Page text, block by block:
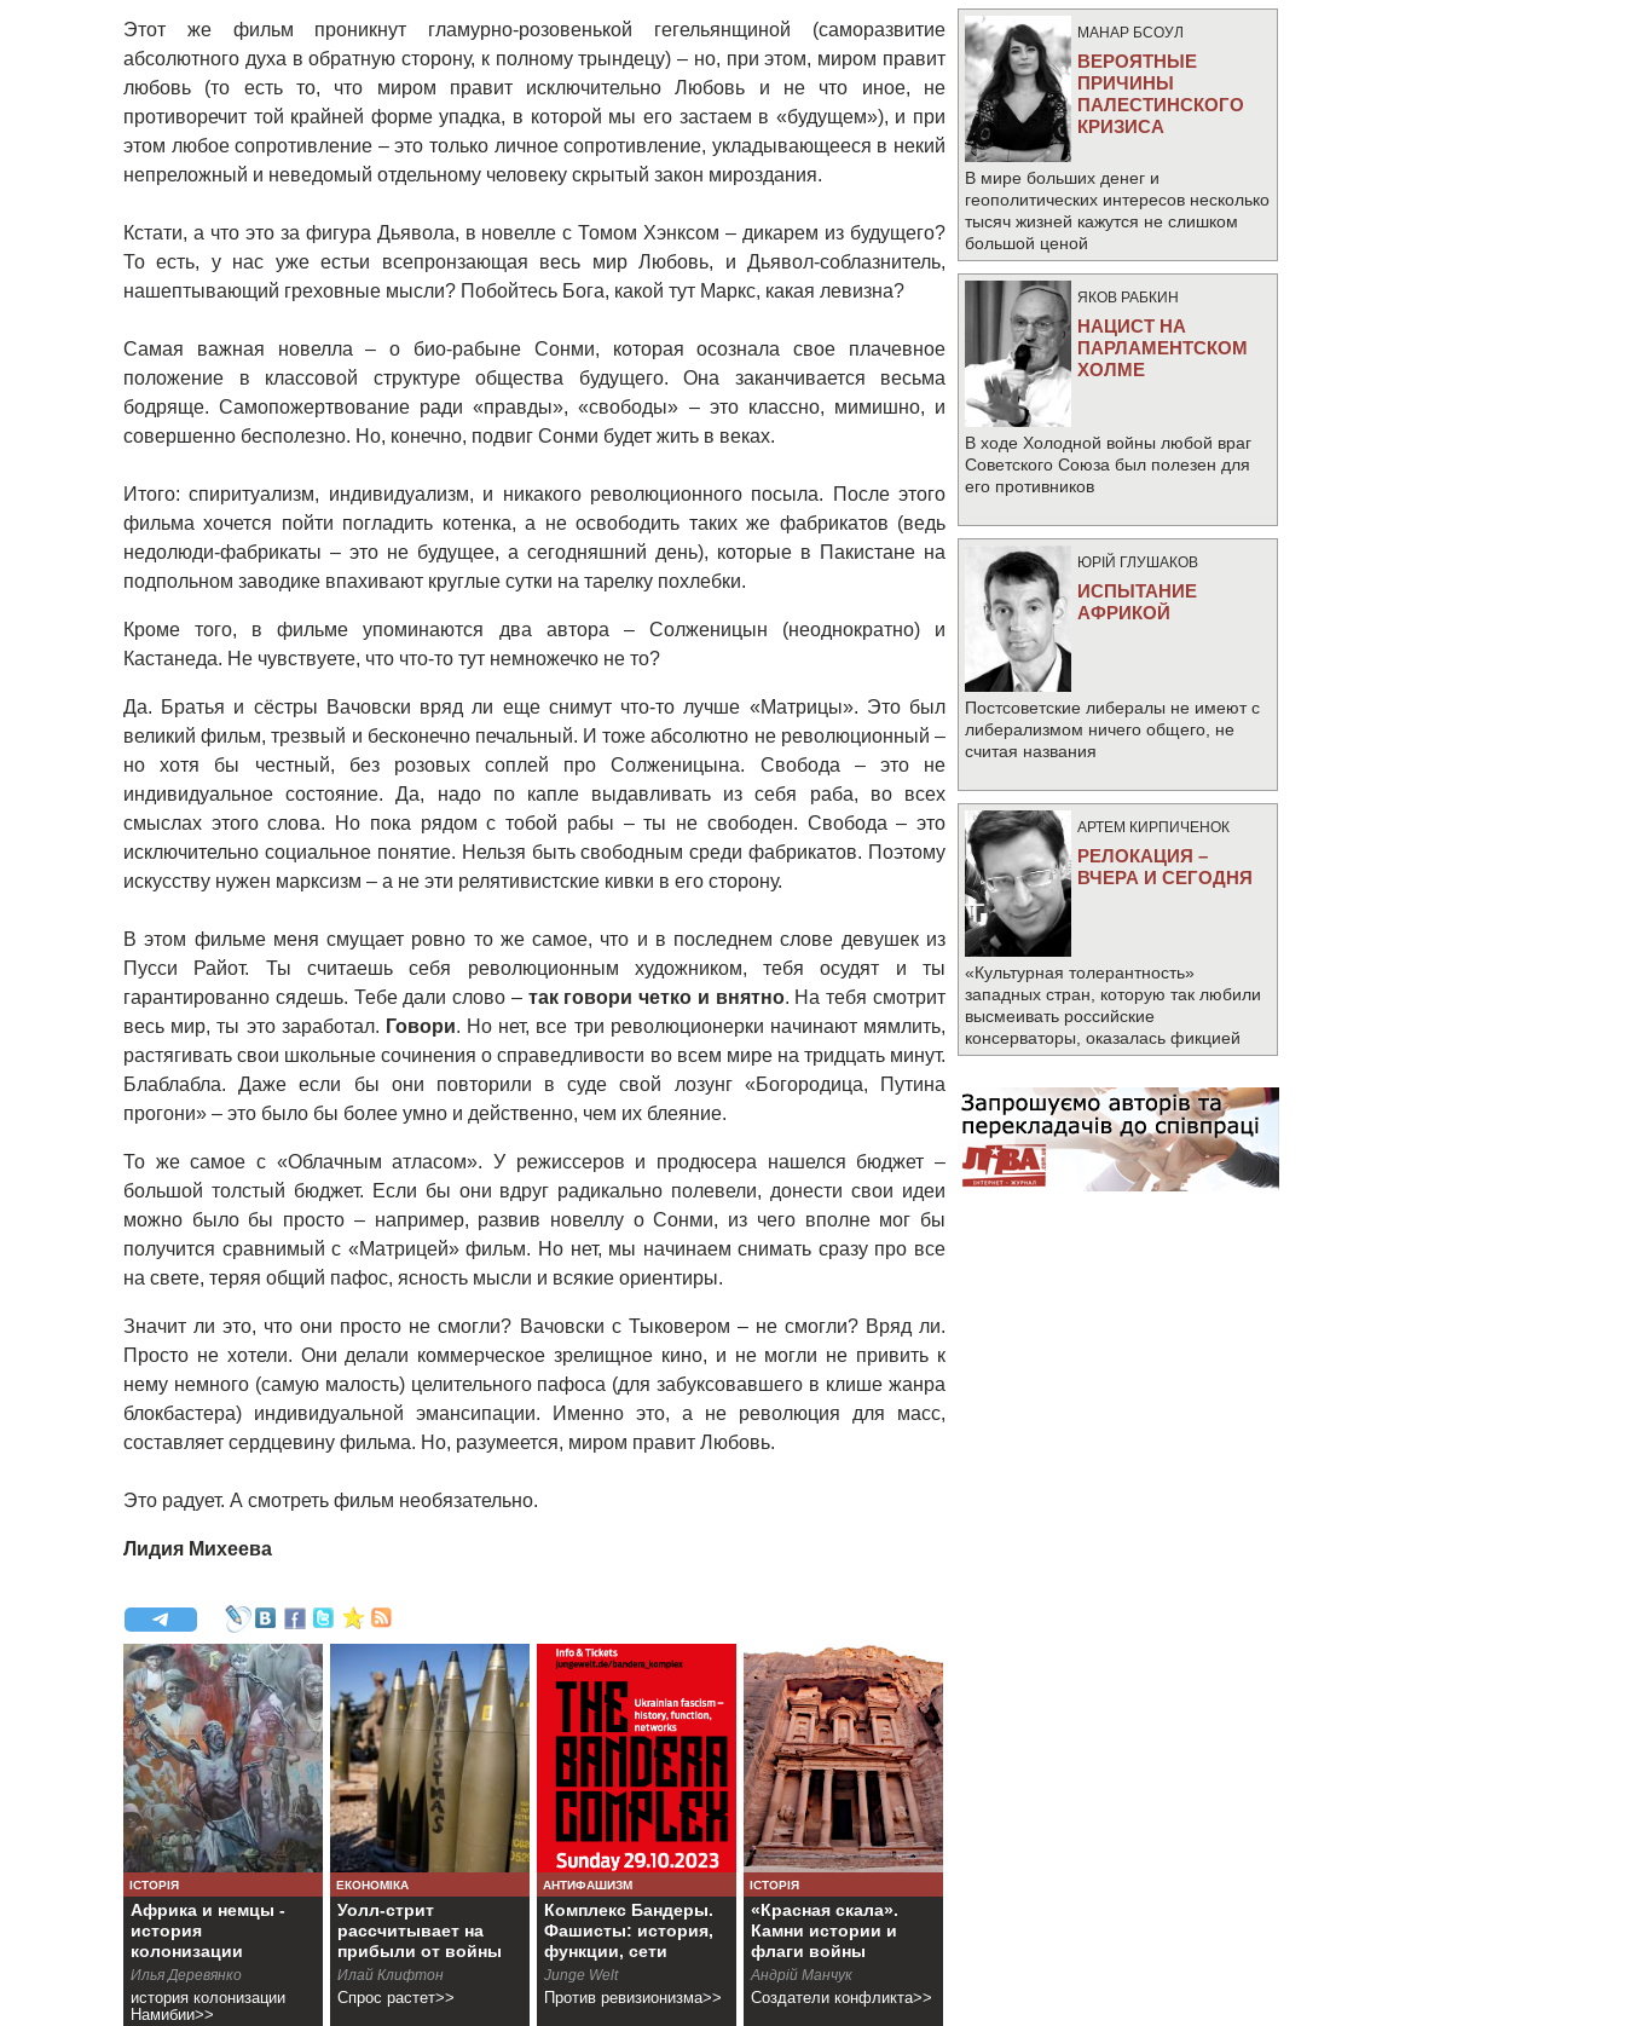
Этот же фильм проникнут гламурно-розовенькой гегельянщиной (саморазвитие
абсолютного духа в обратную сторону, к полному трындецу) – но, при этом, миром правит
любовь (то есть то, что миром правит исключительно Любовь и не что иное, не
противоречит той крайней форме упадка, в которой мы его застаем в «будущем»), и при
этом любое сопротивление – это только личное сопротивление, укладывающееся в некий
непреложный и неведомый отдельному человеку скрытый закон мироздания.
Кстати, а что это за фигура Дьявола, в новелле с Томом Хэнксом – дикарем из будущего?
То есть, у нас уже естьи всепронзающая весь мир Любовь, и Дьявол-соблазнитель,
нашептывающий греховные мысли? Побойтесь Бога, какой тут Маркс, какая левизна?
Самая важная новелла – о био-рабыне Сонми, которая осознала свое плачевное
положение в классовой структуре общества будущего. Она заканчивается весьма
бодряще. Самопожертвование ради «правды», «свободы» – это классно, мимишно, и
совершенно бесполезно. Но, конечно, подвиг Сонми будет жить в веках.
Итого: спиритуализм, индивидуализм, и никакого революционного посыла. После этого
фильма хочется пойти погладить котенка, а не освободить таких же фабрикатов (ведь
недолюди-фабрикаты – это не будущее, а сегодняшний день), которые в Пакистане на
подпольном заводике впахивают круглые сутки на тарелку похлебки.
Кроме того, в фильме упоминаются два автора – Солженицын (неоднократно) и
Кастанеда. Не чувствуете, что что-то тут немножечко не то?
Да. Братья и сёстры Вачовски вряд ли еще снимут что-то лучше «Матрицы». Это был
великий фильм, трезвый и бесконечно печальный. И тоже абсолютно не революционный –
но хотя бы честный, без розовых соплей про Солженицына. Свобода – это не
индивидуальное состояние. Да, надо по капле выдавливать из себя раба, во всех
смыслах этого слова. Но пока рядом с тобой рабы – ты не свободен. Свобода – это
исключительно социальное понятие. Нельзя быть свободным среди фабрикатов. Поэтому
искусству нужен марксизм – а не эти релятивистские кивки в его сторону.
В этом фильме меня смущает ровно то же самое, что и в последнем слове девушек из
Пусси Райот. Ты считаешь себя революционным художником, тебя осудят и ты
гарантированно сядешь. Тебе дали слово – так говори четко и внятно. На тебя смотрит
весь мир, ты это заработал. Говори. Но нет, все три революционерки начинают мямлить,
растягивать свои школьные сочинения о справедливости во всем мире на тридцать минут.
Блаблабла. Даже если бы они повторили в суде свой лозунг «Богородица, Путина
прогони» – это было бы более умно и действенно, чем их блеяние.
То же самое с «Облачным атласом». У режиссеров и продюсера нашелся бюджет –
большой толстый бюджет. Если бы они вдруг радикально полевели, донести свои идеи
можно было бы просто – например, развив новеллу о Сонми, из чего вполне мог бы
получится сравнимый с «Матрицей» фильм. Но нет, мы начинаем снимать сразу про все
на свете, теряя общий пафос, ясность мысли и всякие ориентиры.
Значит ли это, что они просто не смогли? Вачовски с Тыковером – не смогли? Вряд ли.
Просто не хотели. Они делали коммерческое зрелищное кино, и не могли не привить к
нему немного (самую малость) целительного пафоса (для забуксовавшего в клише жанра
блокбастера) индивидуальной эмансипации. Именно это, а не революция для масс,
составляет сердцевину фильма. Но, разумеется, миром правит Любовь.
Это радует. А смотреть фильм необязательно.
Лидия Михеева
ІСТОРІЯ
Африка и немцы -
история
колонизации
Намибии
Илья Деревянко
история колонизации
Намибии>>
ЕКОНОМІКА
Уолл-стрит
рассчитывает на
прибыли от войны
Илай Клифтон
Спрос растет>>
АНТИФАШИЗМ
Комплекс Бандеры.
Фашисты: история,
функции, сети
Junge Welt
Против ревизионизма>>
ІСТОРІЯ
«Красная скала».
Камни истории и
флаги войны
Андрій Манчук
Создатели конфликта>>
МАНАР БСОУЛ
ВЕРОЯТНЫЕ
ПРИЧИНЫ
ПАЛЕСТИНСКОГО
КРИЗИСА
В мире больших денег и
геополитических интересов несколько
тысяч жизней кажутся не слишком
большой ценой
ЯКОВ РАБКИН
НАЦИСТ НА
ПАРЛАМЕНТСКОМ
ХОЛМЕ
В ходе Холодной войны любой враг
Советского Союза был полезен для
его противников
ЮРIЙ ГЛУШАКОВ
ИСПЫТАНИЕ
АФРИКОЙ
Постсоветские либералы не имеют с
либерализмом ничего общего, не
считая названия
АРТЕМ КИРПИЧЕНОК
РЕЛОКАЦИЯ –
ВЧЕРА И СЕГОДНЯ
«Культурная толерантность»
западных стран, которую так любили
высмеивать российские
консерваторы, оказалась фикцией